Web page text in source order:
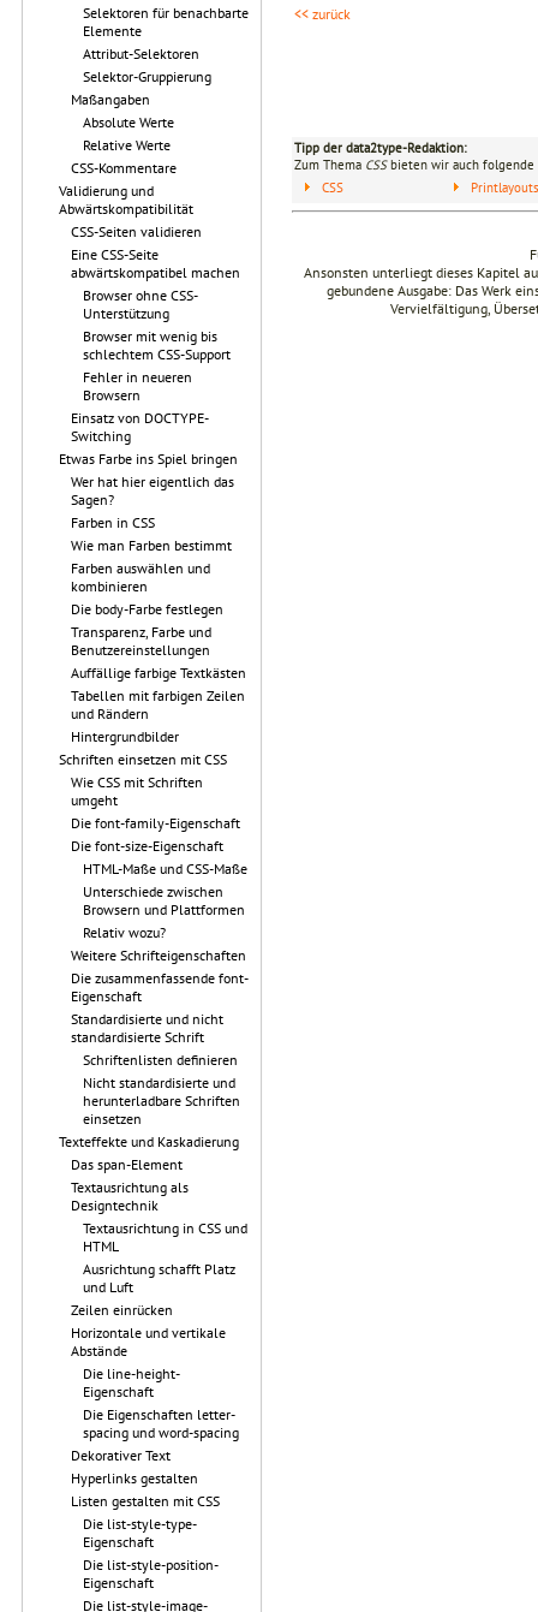
Selektoren für benachbarte
Elemente
Attribut-Selektoren
Selektor-Gruppierung
Maßangaben
Absolute Werte
Relative Werte
CSS-Kommentare
Validierung und
Abwärtskompatibilität
CSS-Seiten validieren
Eine CSS-Seite
abwärtskompatibel machen
Browser ohne CSS-
Unterstützung
Browser mit wenig bis
schlechtem CSS-Support
Fehler in neueren
Browsern
Einsatz von DOCTYPE-
Switching
Etwas Farbe ins Spiel bringen
Wer hat hier eigentlich das
Sagen?
Farben in CSS
Wie man Farben bestimmt
Farben auswählen und
kombinieren
Die body-Farbe festlegen
Transparenz, Farbe und
Benutzereinstellungen
Auffällige farbige Textkästen
Tabellen mit farbigen Zeilen
und Rändern
Hintergrundbilder
Schriften einsetzen mit CSS
Wie CSS mit Schriften
umgeht
Die font-family-Eigenschaft
Die font-size-Eigenschaft
HTML-Maße und CSS-Maße
Unterschiede zwischen
Browsern und Plattformen
Relativ wozu?
Weitere Schrifteigenschaften
Die zusammenfassende font-
Eigenschaft
Standardisierte und nicht
standardisierte Schrift
Schriftenlisten definieren
Nicht standardisierte und
herunterladbare Schriften
einsetzen
Texteffekte und Kaskadierung
Das span-Element
Textausrichtung als
Designtechnik
Textausrichtung in CSS und
HTML
Ausrichtung schafft Platz
und Luft
Zeilen einrücken
Horizontale und vertikale
Abstände
Die line-height-
Eigenschaft
Die Eigenschaften letter-
spacing und word-spacing
Dekorativer Text
Hyperlinks gestalten
Listen gestalten mit CSS
Die list-style-type-
Eigenschaft
Die list-style-position-
Eigenschaft
Die list-style-image-
<< zurück
Tipp der data2type-Redaktion:
Zum Thema CSSbieten wir auch folgende
CSS
Ansonsten unterliegt dieses Kapitel
gebundene Ausgabe: Das Werk
Vervielfältigung,